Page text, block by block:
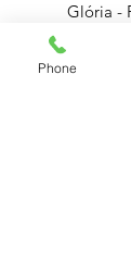
Glória -
CNPJ:
Entrega
Phone